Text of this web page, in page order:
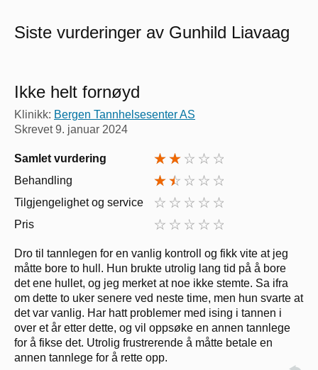
Siste vurderinger av Gunhild Liavaag
Ikke helt fornøyd
Klinikk: Bergen Tannhelsesenter AS
Skrevet9. januar 2024
Samlet vurdering
Behandling
Tilgjengelighet og service
Pris
Dro til tannlegen for en vanlig kontroll og fikk vite at jeg
måtte bore to hull. Hun brukte utrolig lang tid på å bore
det ene hullet, og jeg merket at noe ikke stemte. Sa ifra
om dette to uker senere ved neste time, men hun svarte at
det var vanlig. Har hatt problemer med ising i tannen i
over et år etter dette, og vil oppsøke en annen tannlege
for å fikse det. Utrolig frustrerende å måtte betale en
annen tannlege for å rette opp.